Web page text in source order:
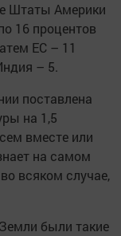
Штаты Америки
16 процентов
ЕС – 11
– 5.
поставлена
на 1,5
вместе или
на самом
всяком случае,
были такие